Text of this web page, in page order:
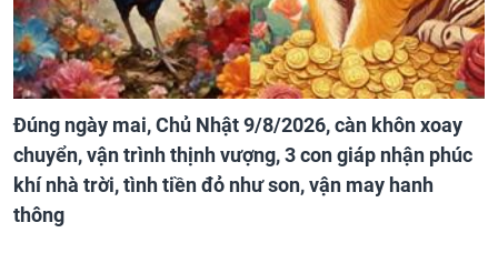
Đúng ngày mai, Chủ Nhật 9/8/2026, càn khôn xoay
chuyển, vận trình thịnh vượng, 3 con giáp nhận phúc
khí nhà trời, tình tiền đỏ như son, vận may hanh
thông